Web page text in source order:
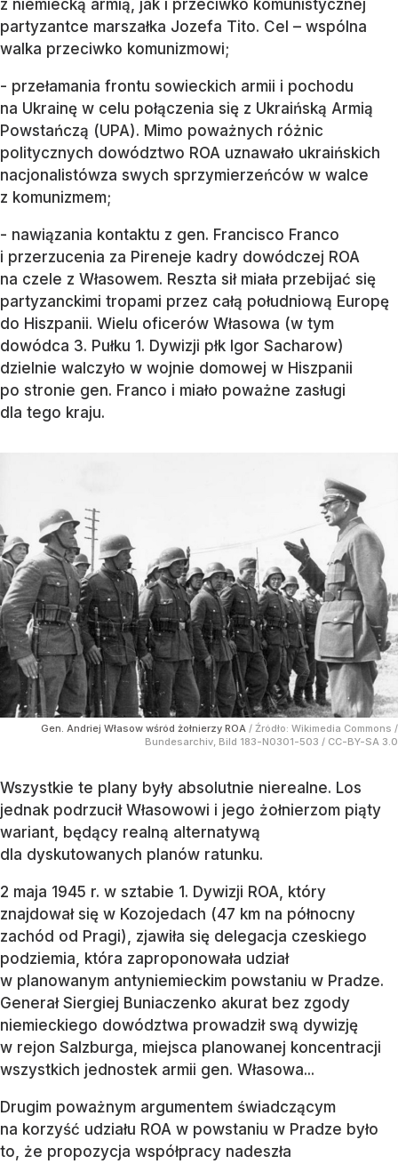
z niemiecką armią, jak i przeciwko komunistycznej
partyzantce marszałka Jozefa Tito. Cel – wspólna
walka przeciwko komunizmowi;
- przełamania frontu sowieckich armii i pochodu
na Ukrainę w celu połączenia się z Ukraińską Armią
Powstańczą (UPA). Mimo poważnych różnic
politycznych dowództwo ROA uznawało ukraińskich
nacjonalistówza swych sprzymierzeńców w walce
z komunizmem;
- nawiązania kontaktu z gen. Francisco Franco
i przerzucenia za Pireneje kadry dowódczej ROA
na czele z Własowem. Reszta sił miała przebijać się
partyzanckimi tropami przez całą południową Europę
do Hiszpanii. Wielu oficerów Własowa (w tym
dowódca 3. Pułku 1. Dywizji płk Igor Sacharow)
dzielnie walczyło w wojnie domowej w Hiszpanii
po stronie gen. Franco i miało poważne zasługi
dla tego kraju.
Gen. Andriej Własow wśród żołnierzy ROA / Źródło: Wikimedia Commons /
Bundesarchiv, Bild 183-N0301-503 / CC-BY-SA 3.0
Wszystkie te plany były absolutnie nierealne. Los
jednak podrzucił Własowowi i jego żołnierzom piąty
wariant, będący realną alternatywą
dla dyskutowanych planów ratunku.
2 maja 1945 r. w sztabie 1. Dywizji ROA, który
znajdował się w Kozojedach (47 km na północny
zachód od Pragi), zjawiła się delegacja czeskiego
podziemia, która zaproponowała udział
w planowanym antyniemieckim powstaniu w Pradze.
Generał Siergiej Buniaczenko akurat bez zgody
niemieckiego dowództwa prowadził swą dywizję
w rejon Salzburga, miejsca planowanej koncentracji
wszystkich jednostek armii gen. Własowa...
Drugim poważnym argumentem świadczącym
na korzyść udziału ROA w powstaniu w Pradze było
to, że propozycja współpracy nadeszła